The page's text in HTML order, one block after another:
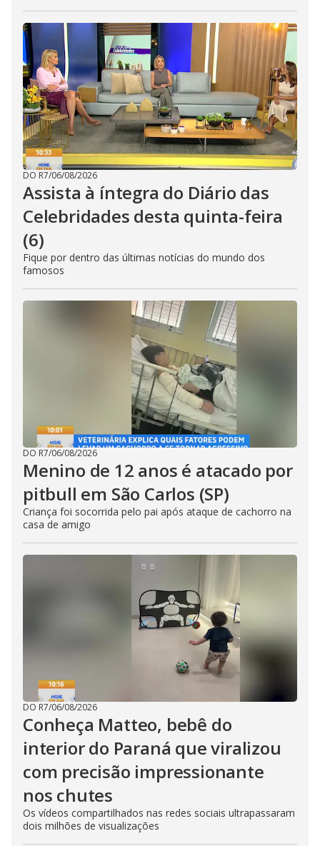
DO R7/06/08/2026
Assista à íntegra do Diário das
Celebridades desta quinta-feira
(6)
Fique por dentro das últimas notícias do mundo dos
famosos
DO R7/06/08/2026
Menino de 12 anos é atacado por
pitbull em São Carlos (SP)
Criança foi socorrida pelo pai após ataque de cachorro na
casa de amigo
DO R7/06/08/2026
Conheça Matteo, bebê do
interior do Paraná que viralizou
com precisão impressionante
nos chutes
Os vídeos compartilhados nas redes sociais ultrapassaram
dois milhões de visualizações